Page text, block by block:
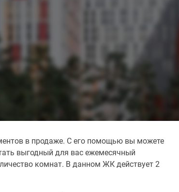
в продаже. С его помощью вы можете
выгодный для вас ежемесячный
комнат. В данном ЖК действует 2